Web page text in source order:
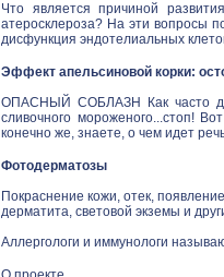
Что является причиной
атеросклероза? На эти вопросы
дисфункция эндотелиальных
Эффект апельсиновой корки:
ОПАСНЫЙ СОБЛАЗН Как часто
сливочного мороженого...стоп!
конечно же, знаете, о чем идет
Фотодерматозы
Покраснение кожи, отек,
дерматита, световой экземы и
Аллергологи и иммунологи